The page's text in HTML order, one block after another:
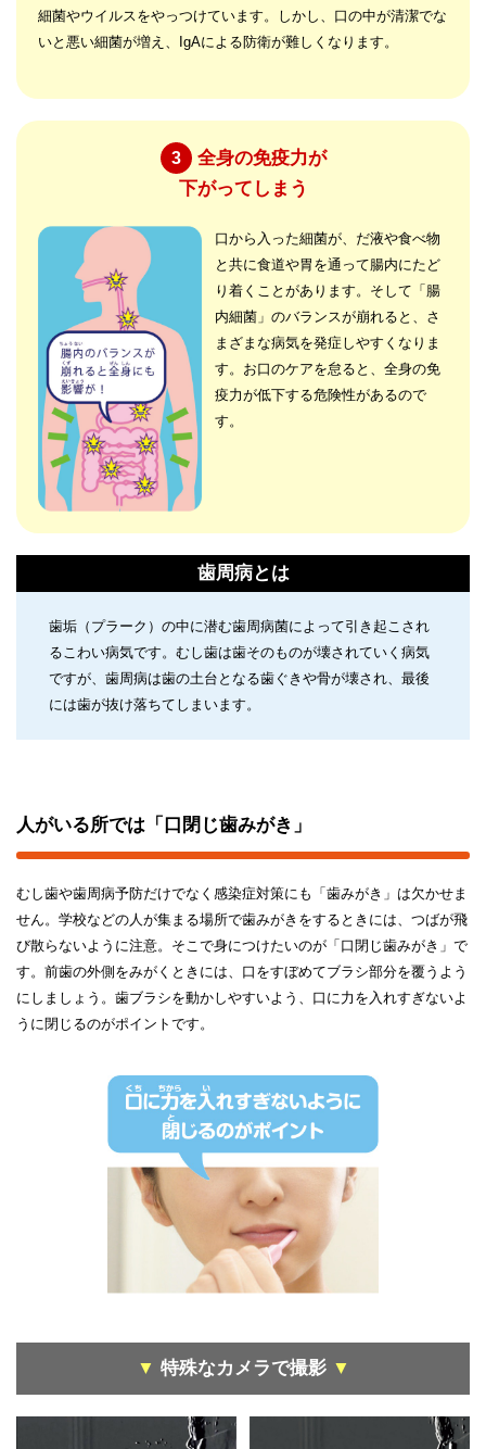
細菌やウイルスをやっつけています。しかし、口の中が清潔でな
いと悪い細菌が増え、IgAによる防衛が難しくなります。
3
全身の免疫力が
下がってしまう
口から入った細菌が、だ液や食べ物
と共に食道や胃を通って腸内にたど
り着くことがあります。そして「腸
内細菌」のバランスが崩れると、さ
まざまな病気を発症しやすくなりま
す。お口のケアを怠ると、全身の免
疫力が低下する危険性があるので
す。
歯周病とは
歯垢（プラーク）の中に潜む歯周病菌によって引き起こされ
るこわい病気です。むし歯は歯そのものが壊されていく病気
ですが、歯周病は歯の土台となる歯ぐきや骨が壊され、最後
には歯が抜け落ちてしまいます。
人がいる所では「口閉じ歯みがき」
むし歯や歯周病予防だけでなく感染症対策にも「歯みがき」は欠かせま
せん。学校などの人が集まる場所で歯みがきをするときには、つばが飛
び散らないように注意。そこで身につけたいのが「口閉じ歯みがき」で
す。前歯の外側をみがくときには、口をすぼめてブラシ部分を覆うよう
にしましょう。歯ブラシを動かしやすいよう、口に力を入れすぎないよ
うに閉じるのがポイントです。
▼ 特殊なカメラで撮影 ▼